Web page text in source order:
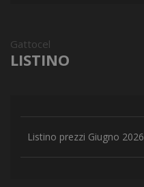
Gattocel
LISTINO
Listino prezzi Giugno 2026